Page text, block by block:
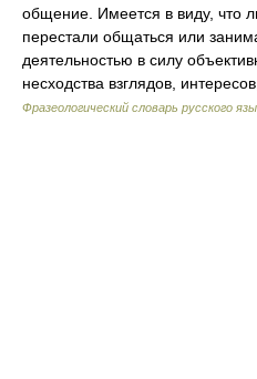
общение. Имеется в виду, что
перестали общаться или
деятельностью в силу
несходства взглядов,
Фразеологический словарь русского